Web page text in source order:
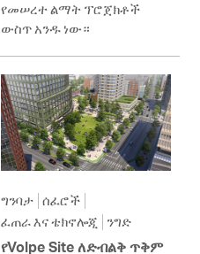
የመሠረተ ልማት ፕሮጀክቶች
ውስጥ አንዱ ነው።
ግንባታ ሰፈሮች
ፈጠራ እና ቴክኖሎጂ
ንግድ
የVolpe Site ለድብልቅ ጥቅም